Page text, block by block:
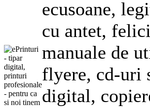
ecusoane,
cu antet,
manuale de
flyere, cd-uri
digital,